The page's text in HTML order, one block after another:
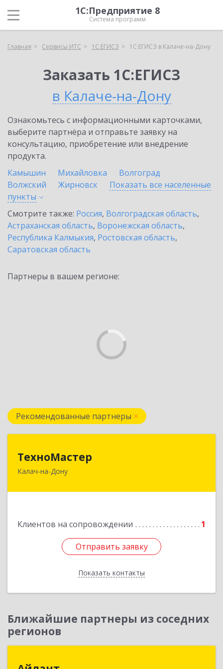
1С:Предприятие 8
Система программ
Главная Сервисы ИТС 1С:ЕГИСЗ 1С:ЕГИСЗ в Калаче-на-Дону
Заказать 1С:ЕГИСЗ
в Калаче-на-Дону
Ознакомьтесь с информационными карточками,
выберите партнёра и отправьте заявку на
консультацию, приобретение или внедрение
продукта.
Камышин
Михайловка
Волгоград
Волжский
Жирновск
Показать все населенные
пункты
Смотрите также: Россия, Волгоградская область,
Астраханская область, Воронежская область,
Республика Калмыкия, Ростовская область,
Саратовская область
Партнеры в вашем регионе:
Рекомендованные партнеры
ТехноМастер
Калач-на-Дону
Клиентов на сопровождении 1
Отправить заявку
Показать контакты
404503, Волгоградская обл, Калач-на-Дону г,
Отправить заявку
Назад
Ближайшие партнеры из соседних
регионов